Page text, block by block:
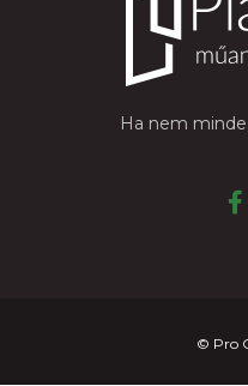
Ha nem
© Pro